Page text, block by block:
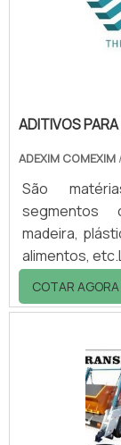
operador.
alternadas
ADITIVOS
ADEXIM COMEXIM
São
segmentos
madeira,
alimentos,
20kgAditivos
Estron
aditivos
agentes de
acrílica e
as tintas
diversas
COTAR AGORA